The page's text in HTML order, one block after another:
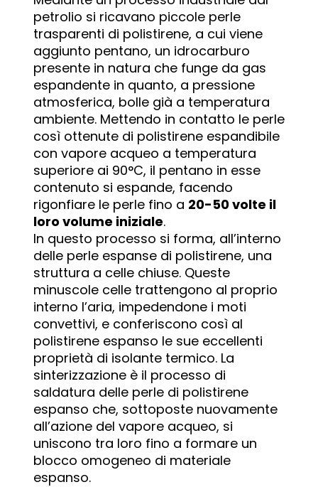
petrolio si ricavano piccole perle
trasparenti di polistirene, a cui viene
aggiunto pentano, un idrocarburo
presente in natura che funge da gas
espandente in quanto, a pressione
atmosferica, bolle già a temperatura
ambiente. Mettendo in contatto le perle
così ottenute di polistirene espandibile
con vapore acqueo a temperatura
superiore ai 90°C, il pentano in esse
contenuto si espande, facendo
rigonfiare le perle fino a 20-50 volte il
loro volume iniziale.
In questo processo si forma, all’interno
delle perle espanse di polistirene, una
struttura a celle chiuse. Queste
minuscole celle trattengono al proprio
interno l’aria, impedendone i moti
convettivi, e conferiscono così al
polistirene espanso le sue eccellenti
proprietà di isolante termico. La
sinterizzazione è il processo di
saldatura delle perle di polistirene
espanso che, sottoposte nuovamente
all’azione del vapore acqueo, si
uniscono tra loro fino a formare un
blocco omogeneo di materiale
espanso.